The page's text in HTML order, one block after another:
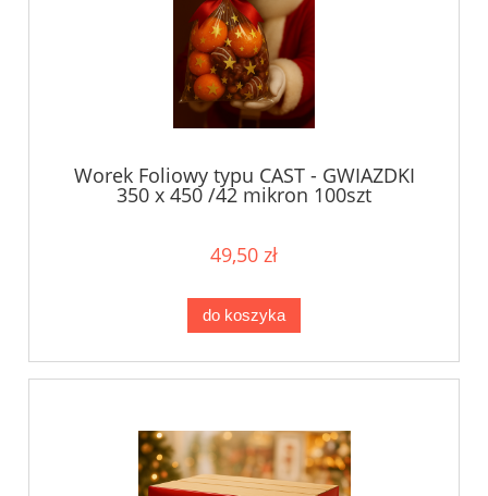
Worek Foliowy typu CAST - GWIAZDKI
350 x 450 /42 mikron 100szt
49,50 zł
do koszyka